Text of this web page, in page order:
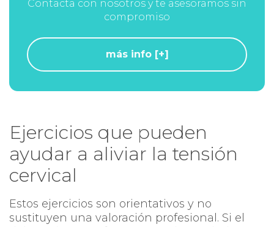
Contacta con nosotros y te asesoramos sin
compromiso
más info [+]
Ejercicios que pueden
ayudar a aliviar la tensión
cervical
Estos ejercicios son orientativos y no
sustituyen una valoración profesional. Si el